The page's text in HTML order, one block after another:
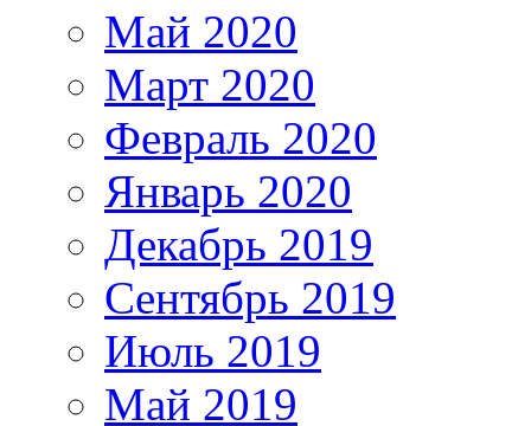
Май 2020
Март 2020
Февраль 2020
Январь 2020
Декабрь 2019
Сентябрь 2019
Июль 2019
Май 2019